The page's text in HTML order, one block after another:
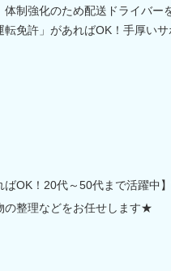
制強化のため配送ドライバー
免許」があればOK！手厚い
ばOK！20代～50代まで活躍中
の整理などをお任せします★